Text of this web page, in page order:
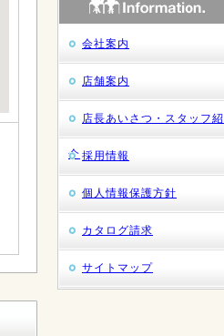
会社案内
店舗案内
店長あいさつ・スタッフ紹
介 採用情報
個人情報保護方針
カタログ請求
サイトマップ